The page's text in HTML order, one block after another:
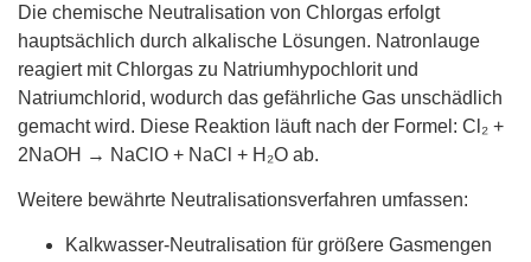
Die chemische Neutralisation von Chlorgas erfolgt
hauptsächlich durch alkalische Lösungen. Natronlauge
reagiert mit Chlorgas zu Natriumhypochlorit und
Natriumchlorid, wodurch das gefährliche Gas unschädlich
gemacht wird. Diese Reaktion läuft nach der Formel: Cl₂ +
2NaOH → NaClO + NaCl + H₂O ab.
Weitere bewährte Neutralisationsverfahren umfassen:
Kalkwasser-Neutralisation für größere Gasmengen